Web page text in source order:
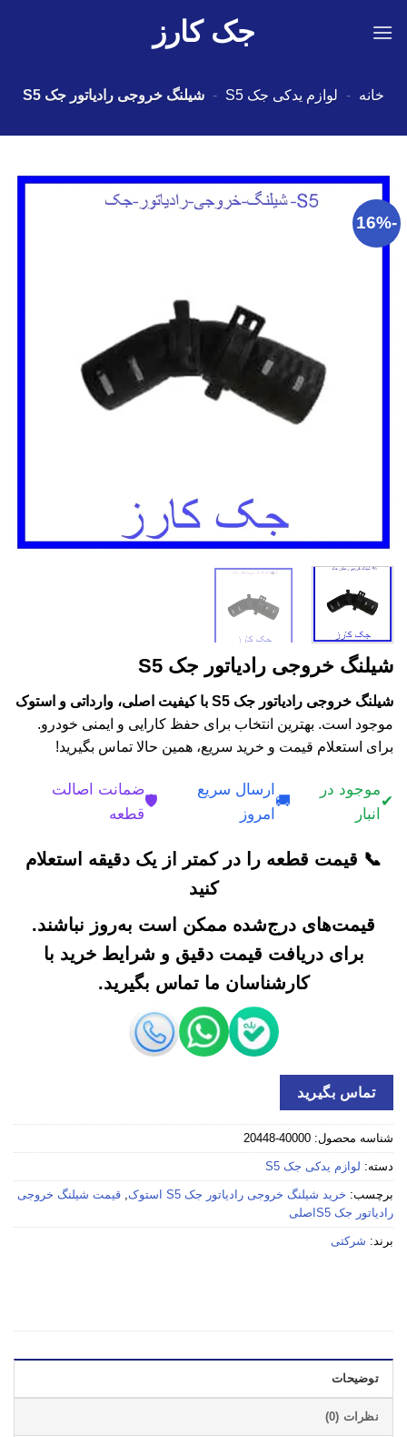
جک کارز
خانه - لوازم یدکی جک S5 - شیلنگ خروجی رادیاتور جک S5
-16%
شیلنگ خروجی رادیاتور جک S5
شیلنگ خروجی رادیاتور جک S5 با کیفیت اصلی، وارداتی و استوک
موجود است. بهترین انتخاب برای حفظ کارایی و ایمنی خودرو.
برای استعلام قیمت و خرید سریع، همین حالا تماس بگیرید!
✔
موجود در
انبار
🚚
ارسال سریع
امروز
🛡️
ضمانت اصالت
قطعه
📞 قیمت قطعه را در کمتر از یک دقیقه استعلام
کنید
قیمت‌های درج‌شده ممکن است به‌روز نباشند.
برای دریافت قیمت دقیق و شرایط خرید با
کارشناسان ما تماس بگیرید.
تماس بگیرید
شناسه محصول: 40000-20448
دسته: لوازم یدکی جک S5
برچسب: خرید شیلنگ خروجی رادیاتور جک S5 استوک , قیمت شیلنگ خروجی
رادیاتور جک S5اصلی
برند: شرکتی
توضیحات
نظرات (0)